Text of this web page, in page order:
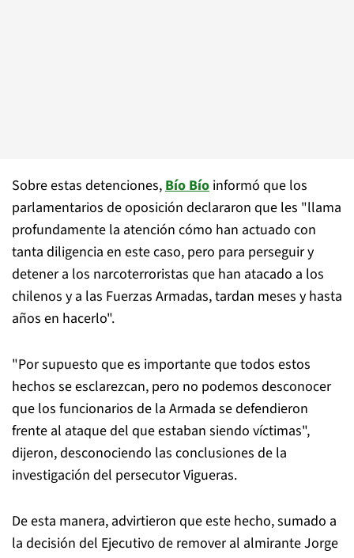
Sobre estas detenciones,Bío Bío informó que los
parlamentarios de oposición declararon que les "llama
profundamente la atención cómo han actuado con
tanta diligencia en este caso, pero para perseguir y
detener a los narcoterroristas que han atacado a los
chilenos y a las Fuerzas Armadas, tardan meses y hasta
años en hacerlo".
"Por supuesto que es importante que todos estos
hechos se esclarezcan, pero no podemos desconocer
que los funcionarios de la Armada se defendieron
frente al ataque del que estaban siendo víctimas",
dijeron, desconociendo las conclusiones de la
investigación del persecutor Vigueras.
De esta manera, advirtieron que este hecho, sumado a
la decisión del Ejecutivo de remover al almirante Jorge